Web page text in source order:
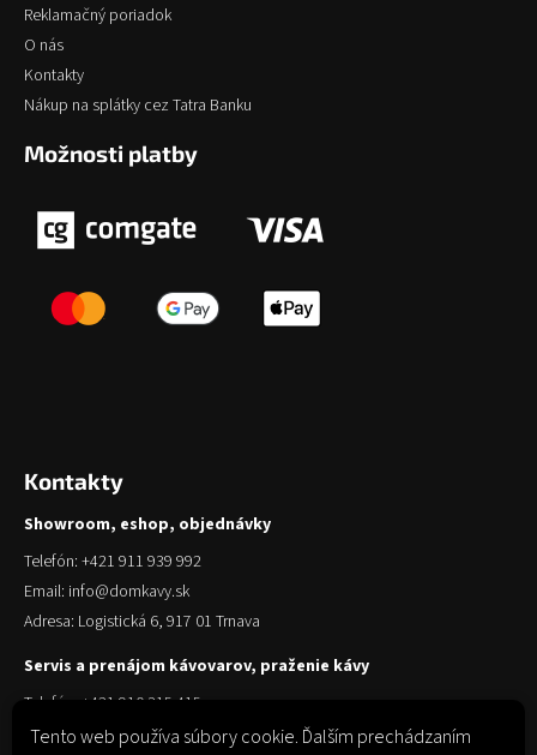
Tento web používa súbory cookie. Ďalším prechádzaním
Reklamačný poriadok
O nás
Kontakty
Nákup na splátky cez Tatra Banku
Možnosti platby
Kontakty
Showroom, eshop, objednávky
Telefón: +421 911 939 992
Email: info@domkavy.sk
Adresa: Logistická 6, 917 01 Trnava
Servis a prenájom kávovarov, praženie kávy
Telefón: +421 910 315 415
Email: obchod@domkavy.sk